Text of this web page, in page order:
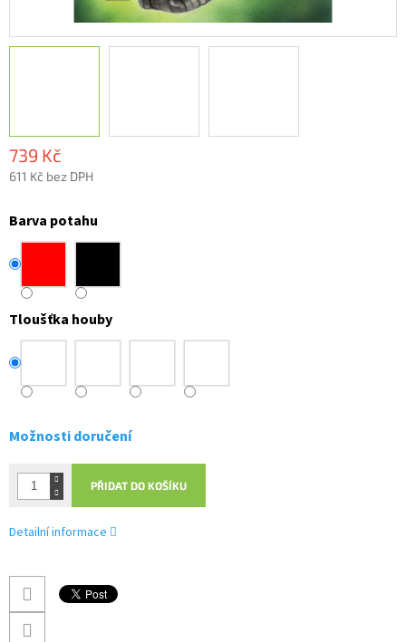
739 Kč
611 Kč bez DPH
cena:
Barva potahu
Tloušťka houby
Možnosti doručení
PŘIDAT DO KOŠÍKU
Detailní informace